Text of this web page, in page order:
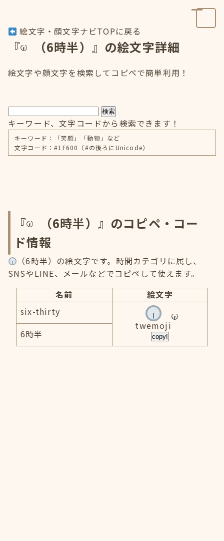
絵文字・顔文字ナビTOPに戻る
『 （6時半）』の絵文字詳細
絵文字や顔文字を検索してコピペで簡単利用！
検索
キーワード、文字コードから検索できます！
キーワード：「笑顔」「動物」など
文字コード：#1F600（#の後ろにUnicode）
『
（6時半）』のコピペ・コー
ド情報
（6時半）の絵文字です。時間カテゴリに属し、
SNSやLINE、メールなどでコピペして使えます。
名前
絵文字
six-thirty
twemoji
copy!
6時半